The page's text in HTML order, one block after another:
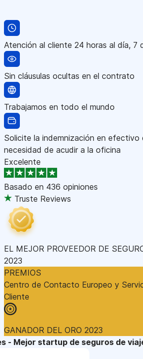
Atención al cliente 24 horas al día, 7
Sin cláusulas ocultas en el contrato
Trabajamos en todo el mundo
Solicite la indemnización en efectivo
necesidad de acudir a la oficina
Excelente
Basado en 436 opiniones
Truste Reviews
EL MEJOR PROVEEDOR DE
2023
PREMIOS
Centro de Contacto Europeo y
Cliente
GANADOR DEL ORO 2023
- Mejor startup de seguros de